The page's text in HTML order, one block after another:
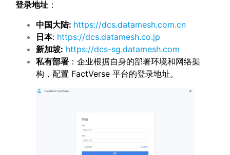
登录地址 ：
中国大陆: https://dcs.datamesh.com.cn
日本: https://dcs.datamesh.co.jp
新加坡: https://dcs-sg.datamesh.com
私有部署 ：企业根据自身的部署环境和网络架
构，配置 FactVerse 平台的登录地址。